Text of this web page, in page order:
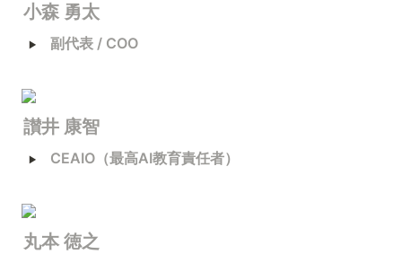
小森 勇太
‣ 副代表 / COO
讃井 康智
‣ CEAIO（最高AI教育責任者）
丸本 徳之